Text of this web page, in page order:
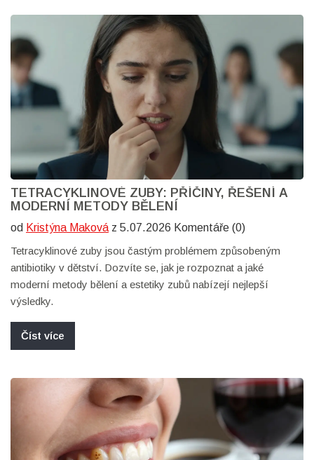
TETRACYKLINOVÉ ZUBY: PŘÍČINY, ŘEŠENÍ A
MODERNÍ METODY BĚLENÍ
od Kristýna Maková z 5.07.2026 Komentáře (0)
Tetracyklinové zuby jsou častým problémem způsobeným
antibiotiky v dětství. Dozvíte se, jak je rozpoznat a jaké
moderní metody bělení a estetiky zubů nabízejí nejlepší
výsledky.
Číst více